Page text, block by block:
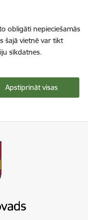
obligāti nepieciešamās
šajā vietnē var tikt
sīkdatnes.
Apstiprināt visas